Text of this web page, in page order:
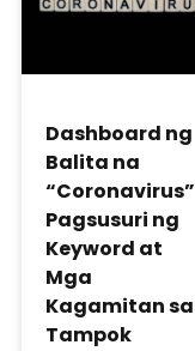
Dashboard ng
Balita na
“Coronavirus”
Pagsusuri ng
Keyword at
Mga
Kagamitan sa
Tampok